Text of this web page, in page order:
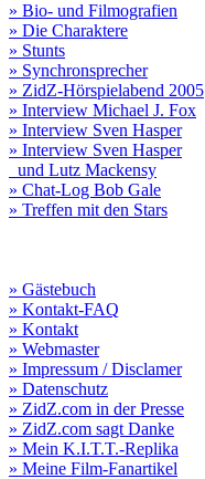
» Bio- und Filmografien
» Die Charaktere
» Stunts
» Synchronsprecher
» ZidZ-Hörspielabend 2005
» Interview Michael J. Fox
» Interview Sven Hasper
» Interview Sven Hasper
und Lutz Mackensy
» Chat-Log Bob Gale
» Treffen mit den Stars
» Gästebuch
» Kontakt-FAQ
» Kontakt
» Webmaster
» Impressum / Disclamer
» Datenschutz
» ZidZ.com in der Presse
» ZidZ.com sagt Danke
» Mein K.I.T.T.-Replika
» Meine Film-Fanartikel